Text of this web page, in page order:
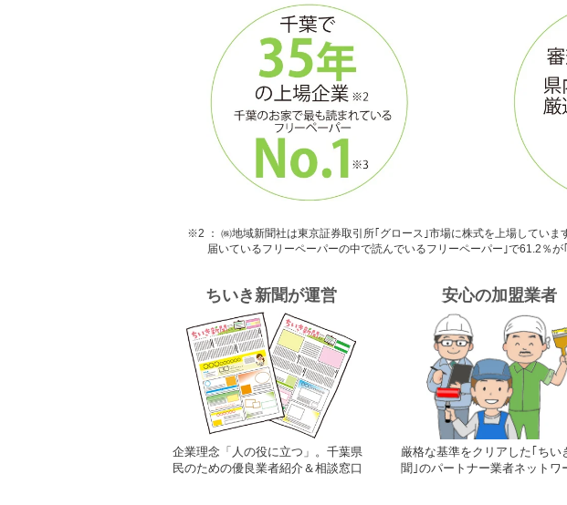
※2 ： ㈱地域新聞社は東京証券取引所｢グロース｣市場に株式を上場してい
届いているフリーペーパーの中で読んでいるフリーペーパー｣で61.2％
ちいき新聞が運営
企業理念「人の役に立つ」。千葉県
民のための優良業者紹介＆相談窓口
安心の加盟業者
厳格な基準をクリアした｢ちい
聞｣のパートナー業者ネットワ